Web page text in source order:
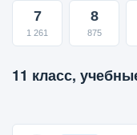
7
1 261
8
875
11 класс,